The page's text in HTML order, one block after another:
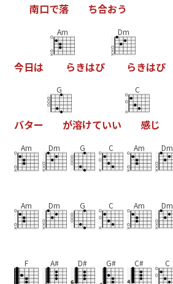
南口で落 ち合おう
今日は
Am
らきはぴ
Dm
らきはぴ
バター
G
が溶けていい
C
感じ
Am Dm G C Am Dm
Am Dm G C Am Dm
F A# D# G# C# C